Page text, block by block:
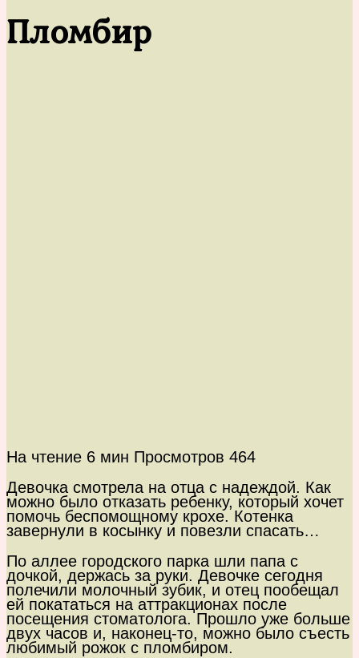
Пломбир
На чтение 6 мин Просмотров 464
Девочка смотрела на отца с надеждой. Как
можно было отказать ребенку, который хочет
помочь беспомощному крохе. Котенка
завернули в косынку и повезли спасать…
По аллее городского парка шли папа с
дочкой, держась за руки. Девочке сегодня
полечили молочный зубик, и отец пообещал
ей покататься на аттракционах после
посещения стоматолога. Прошло уже больше
двух часов и, наконец-то, можно было съесть
любимый рожок с пломбиром.